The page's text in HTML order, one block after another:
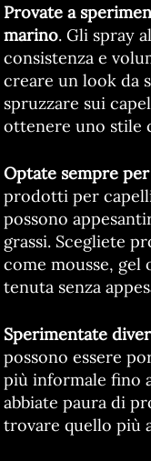
Provate a
marino. Gli spray
consistenza e
creare un look da
spruzzare sui
ottenere uno stile
Optate sempre
prodotti per
possono
grassi. Scegliete
come mousse, gel
tenuta senza
Sperimentate
possono essere
più informale fino
abbiate paura di
trovare quello più